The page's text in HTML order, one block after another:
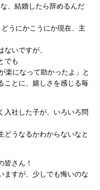
、結婚したら辞めるんだ
うにかこうにか現在、主
いですが、
でも
楽になって助かったよ」と
ことに、嬉しさを感じる毎
入社した子が、いろいろ問
どうなるかわからないなと
皆さん！
ますが、少しでも悔いのな